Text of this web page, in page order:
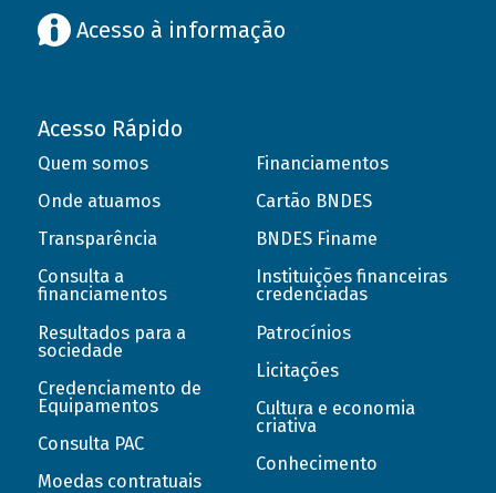
Acesso à informação
Acesso Rápido
Quem somos
Onde atuamos
Transparência
Consulta a
financiamentos
Resultados para a
sociedade
Credenciamento de
Equipamentos
Consulta PAC
Moedas contratuais
Financiamentos
Cartão BNDES
BNDES Finame
Instituições financeiras
credenciadas
Patrocínios
Licitações
Cultura e economia
criativa
Conhecimento